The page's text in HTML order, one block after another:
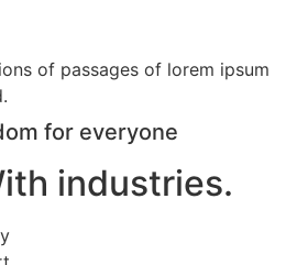
of passages of lorem ipsum
of passages of lorem ipsum